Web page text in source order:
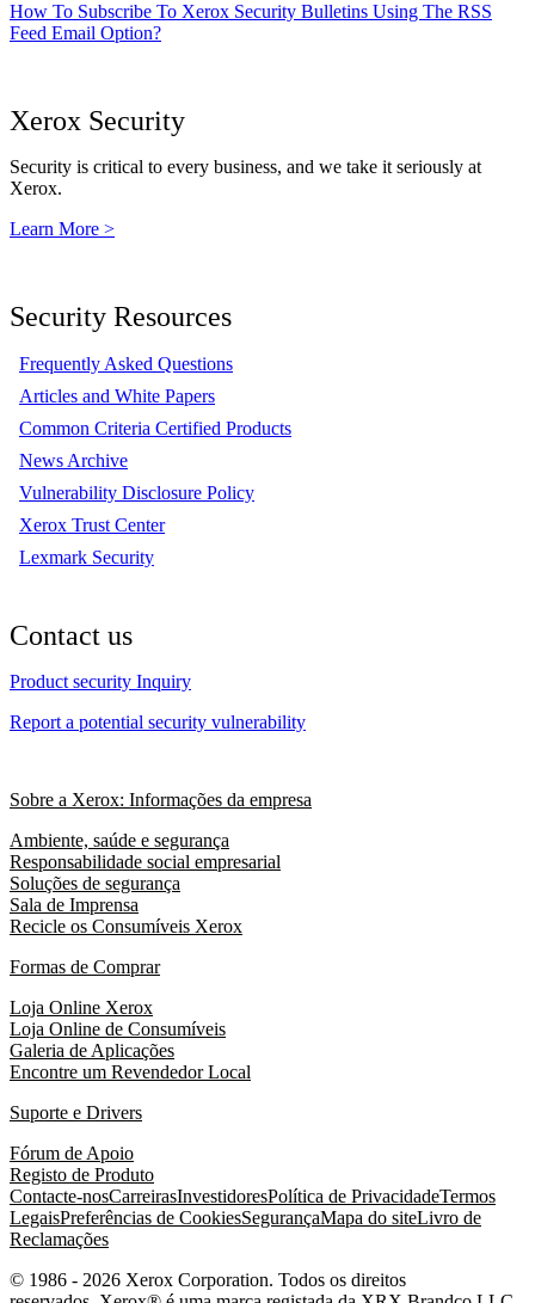
How To Subscribe To Xerox Security Bulletins Using The RSS
Feed Email Option?
Xerox Security
Security is critical to every business, and we take it seriously at
Xerox.
Learn More >
Security Resources
Frequently Asked Questions
Articles and White Papers
Common Criteria Certified Products
News Archive
Vulnerability Disclosure Policy
Xerox Trust Center
Lexmark Security
Contact us
Product security Inquiry
Report a potential security vulnerability
Sobre a Xerox: Informações da empresa
Ambiente, saúde e segurança
Responsabilidade social empresarial
Soluções de segurança
Sala de Imprensa
Recicle os Consumíveis Xerox
Formas de Comprar
Loja Online Xerox
Loja Online de Consumíveis
Galeria de Aplicações
Encontre um Revendedor Local
Suporte e Drivers
Fórum de Apoio
Registo de Produto
Contacte-nosCarreirasInvestidoresPolítica de PrivacidadeTermos
LegaisPreferências de CookiesSegurançaMapa do siteLivro de
Reclamações
© 1986 - 2026 Xerox Corporation. Todos os direitos